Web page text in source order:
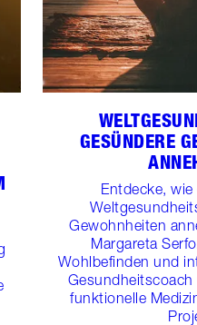
GESÜNDERE
Entdecke,
Gewohnheiten
Margareta
Wohlbefinden und
funktionelle